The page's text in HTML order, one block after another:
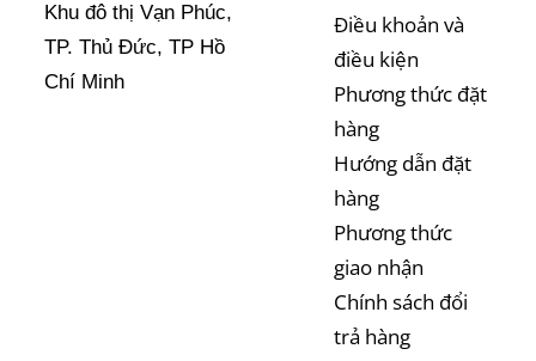
Khu đô thị Vạn Phúc,
TP. Thủ Đức, TP Hồ
Chí Minh
Điều khoản và
điều kiện
Phương thức đặt
hàng
Hướng dẫn đặt
hàng
Phương thức
giao nhận
Chính sách đổi
trả hàng